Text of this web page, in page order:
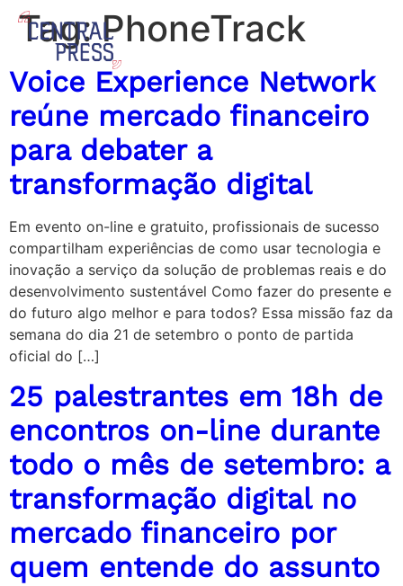
Tag:PhoneTrack
Voice Experience Network
reúne mercado financeiro
para debater a
transformação digital
Em evento on-line e gratuito, profissionais de sucesso
compartilham experiências de como usar tecnologia e
inovação a serviço da solução de problemas reais e do
desenvolvimento sustentável Como fazer do presente e
do futuro algo melhor e para todos? Essa missão faz da
semana do dia 21 de setembro o ponto de partida
oficial do […]
25 palestrantes em 18h de
encontros on-line durante
todo o mês de setembro: a
transformação digital no
mercado financeiro por
quem entende do assunto